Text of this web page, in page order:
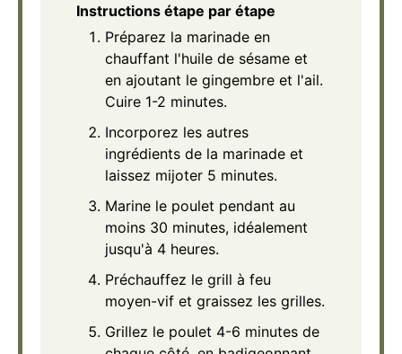
Instructions étape par étape
Préparez la marinade en
chauffant l'huile de sésame et
en ajoutant le gingembre et l'ail.
Cuire 1-2 minutes.
Incorporez les autres
ingrédients de la marinade et
laissez mijoter 5 minutes.
Marine le poulet pendant au
moins 30 minutes, idéalement
jusqu'à 4 heures.
Préchauffez le grill à feu
moyen-vif et graissez les grilles.
Grillez le poulet 4-6 minutes de